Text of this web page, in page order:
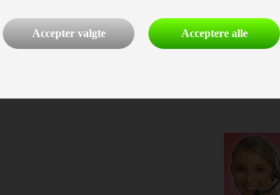
Accepter valgte Acceptere alle